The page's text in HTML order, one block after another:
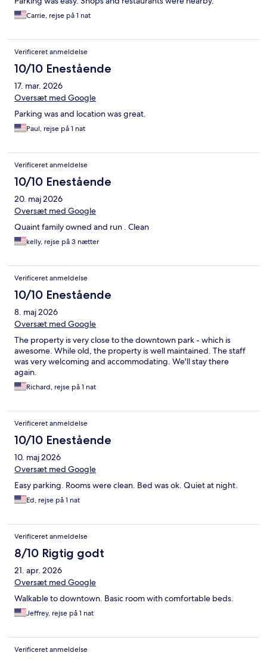
Carrie, rejse på 1 nat
Verificeret anmeldelse
10/10 Enestående
17. mar. 2026
Oversæt med Google
Parking was and location was great.
Paul, rejse på 1 nat
Verificeret anmeldelse
10/10 Enestående
20. maj 2026
Oversæt med Google
Quaint family owned and run . Clean
kelly, rejse på 3 nætter
Verificeret anmeldelse
10/10 Enestående
8. maj 2026
Oversæt med Google
The property is very close to the downtown park - which is
awesome. While old, the property is well maintained. The staff
was very welcoming and accommodating. We'll stay there
again.
Richard, rejse på 1 nat
Verificeret anmeldelse
10/10 Enestående
10. maj 2026
Oversæt med Google
Easy parking. Rooms were clean. Bed was ok. Quiet at night.
Ed, rejse på 1 nat
Verificeret anmeldelse
8/10 Rigtig godt
21. apr. 2026
Oversæt med Google
Walkable to downtown. Basic room with comfortable beds.
Jeffrey, rejse på 1 nat
Verificeret anmeldelse